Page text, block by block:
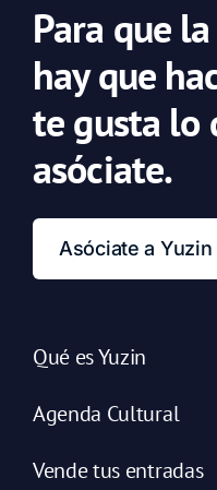
Para que
hay que
te gusta lo
asóciate.
Asóciate a Yuzin
Qué es Yuzin
Agenda Cultural
Vende tus entradas